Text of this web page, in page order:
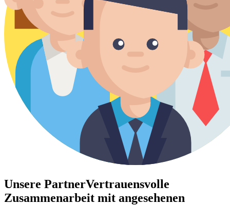
Unsere PartnerVertrauensvolle
Zusammenarbeit mit angesehenen